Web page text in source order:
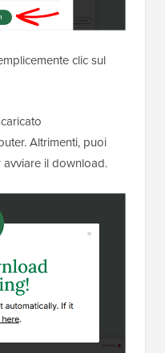
clic sul
Altrimenti, puoi
avviare il download.